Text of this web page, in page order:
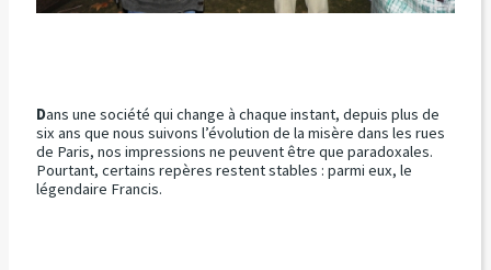
Dans une société qui change à chaque instant, depuis plus de
six ans que nous suivons l’évolution de la misère dans les rues
de Paris, nos impressions ne peuvent être que paradoxales.
Pourtant, certains repères restent stables : parmi eux, le
légendaire Francis.